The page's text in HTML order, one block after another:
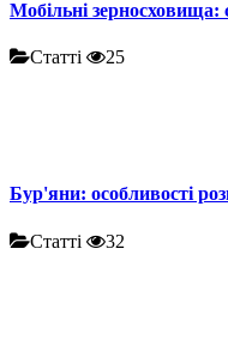
Мобільні зерносховища:
Статті 25
Бур'яни: особливості
Статті 32